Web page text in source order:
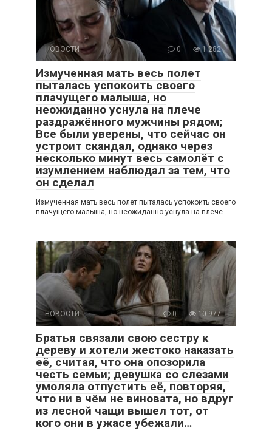
НОВОСТИ 0 1 282
Измученная мать весь полет
пыталась успокоить своего
плачущего малыша, но
неожиданно уснула на плече
раздражённого мужчины рядом;
Все были уверены, что сейчас он
устроит скандал, однако через
несколько минут весь самолёт с
изумлением наблюдал за тем, что
он сделал
Измученная мать весь полет пыталась успокоить своего
плачущего малыша, но неожиданно уснула на плече
НОВОСТИ 0 10 977
Братья связали свою сестру к
дереву и хотели жестоко наказать
её, считая, что она опозорила
честь семьи; девушка со слезами
умоляла отпустить её, повторяя,
что ни в чём не виновата, но вдруг
из лесной чащи вышел тот, от
кого они в ужасе убежали…